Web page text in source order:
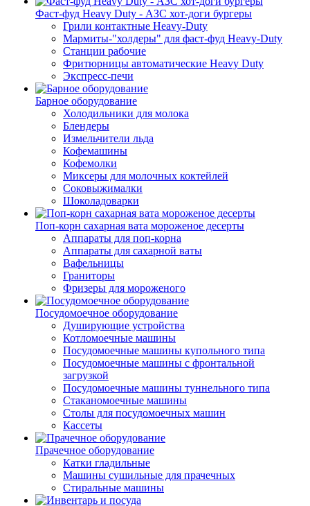
Фаст-фуд Heavy Duty - АЗС хот-доги бургеры
Грили контактные Heavy-Duty
Мармиты-"холдеры" для фаст-фуд Heavy-Duty
Станции рабочие
Фритюрницы автоматические Heavy Duty
Экспресс-печи
Барное оборудование
Холодильники для молока
Блендеры
Измельчители льда
Кофемашины
Кофемолки
Миксеры для молочных коктейлей
Соковыжималки
Шоколадоварки
Поп-корн сахарная вата мороженое десерты
Аппараты для поп-корна
Аппараты для сахарной ваты
Вафельницы
Граниторы
Фризеры для мороженого
Посудомоечное оборудование
Душирующие устройства
Котломоечные машины
Посудомоечные машины купольного типа
Посудомоечные машины с фронтальной
загрузкой
Посудомоечные машины туннельного типа
Стаканомоечные машины
Столы для посудомоечных машин
Кассеты
Прачечное оборудование
Катки гладильные
Машины сушильные для прачечных
Стиральные машины